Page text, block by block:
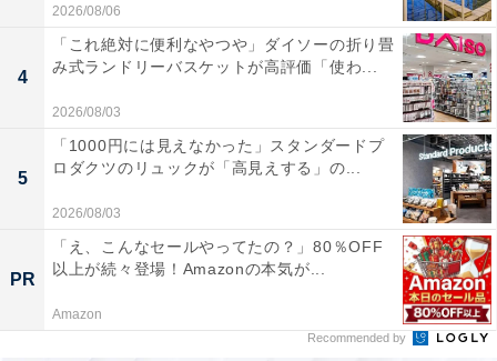
2026/08/06
4
「これ絶対に便利なやつや」ダイソーの折り畳
み式ランドリーバスケットが高評価「使わ...
2026/08/03
5
「1000円には見えなかった」スタンダードプ
ロダクツのリュックが「高見えする」の...
2026/08/03
PR
「え、こんなセールやってたの？」80％OFF
以上が続々登場！Amazonの本気が...
Amazon
Recommended by